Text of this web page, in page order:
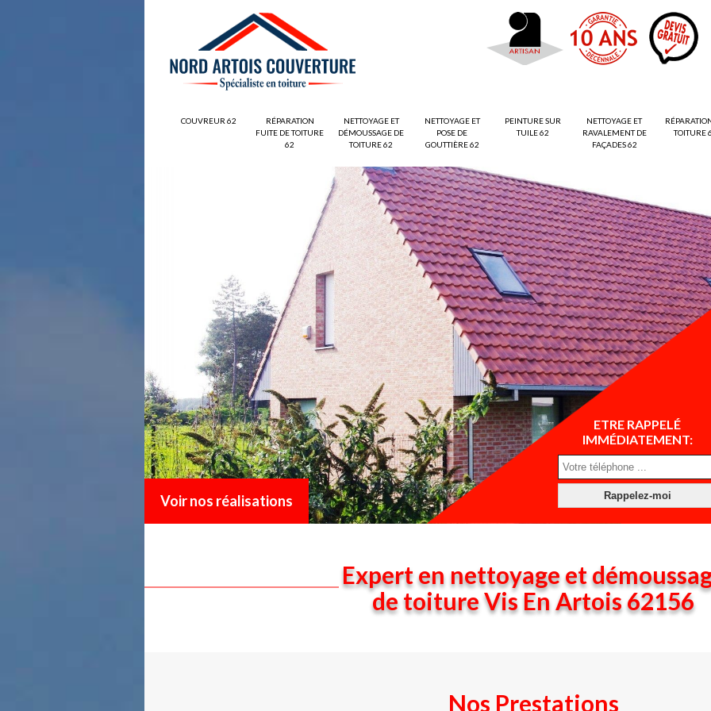
COUVREUR 62
RÉPARATION
FUITE DE TOITURE
62
NETTOYAGE ET
DÉMOUSSAGE DE
TOITURE 62
NETTOYAGE ET
POSE DE
GOUTTIÈRE 62
PEINTURE SUR
TUILE 62
NETTOYAGE ET
RAVALEMENT DE
FAÇADES 62
TOITURE
Voir nos réalisations
ETRE RAPPELÉ
IMMÉDIATEMENT:
Expert en nettoyage et
de toiture Vis En Artois 62156
Nos Prestations